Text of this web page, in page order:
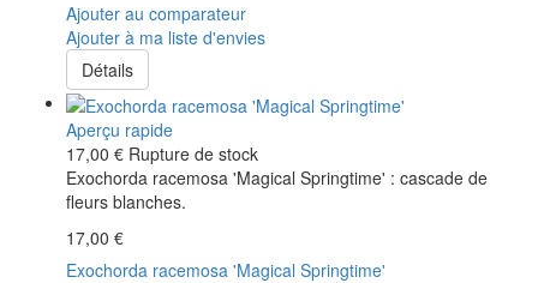
Ajouter au comparateur
Ajouter à ma liste d'envies
Détails
Aperçu rapide
17,00 € Rupture de stock
Exochorda racemosa 'Magical Springtime' : cascade de
fleurs blanches.
17,00 €
Exochorda racemosa 'Magical Springtime'